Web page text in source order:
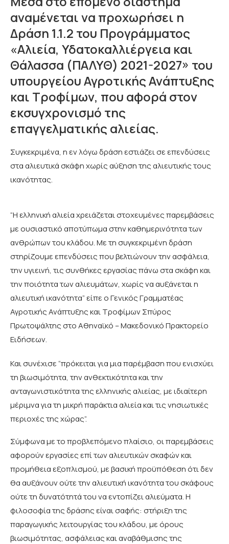
αναμένεται να προχωρήσει η
Δράση 1.1.2 του Προγράμματος
«Αλιεία, Υδατοκαλλιέργεια και
Θάλασσα (ΠΑΛΥΘ) 2021-2027» του
υπουργείου Αγροτικής Ανάπτυξης
και Τροφίμων, που αφορά στον
εκσυγχρονισμό της
επαγγελματικής αλιείας.
Συγκεκριμένα, η εν λόγω δράση εστιάζει σε επενδύσεις
στα αλιευτικά σκάφη χωρίς αύξηση της αλιευτικής τους
ικανότητας.
“Η ελληνική αλιεία χρειάζεται στοχευμένες παρεμβάσεις
με ουσιαστικό αποτύπωμα στην καθημερινότητα των
ανθρώπων του κλάδου. Με τη συγκεκριμένη δράση
στηρίζουμε επενδύσεις που βελτιώνουν την ασφάλεια,
την υγιεινή, τις συνθήκες εργασίας πάνω στα σκάφη και
την ποιότητα των αλιευμάτων, χωρίς να αυξάνεται η
αλιευτική ικανότητα” είπε ο Γενικός Γραμματέας
Αγροτικής Ανάπτυξης και Τροφίμων Σπύρος
Πρωτοψάλτης στο Αθηναϊκό – Μακεδονικό Πρακτορείο
Ειδήσεων.
Και συνέχισε “πρόκειται για μια παρέμβαση που ενισχύει
τη βιωσιμότητα, την ανθεκτικότητα και την
ανταγωνιστικότητα της ελληνικής αλιείας, με ιδιαίτερη
μέριμνα για τη μικρή παράκτια αλιεία και τις νησιωτικές
περιοχές της χώρας”.
Σύμφωνα με το προβλεπόμενο πλαίσιο, οι παρεμβάσεις
αφορούν εργασίες επί των αλιευτικών σκαφών και
προμήθεια εξοπλισμού, με βασική προϋπόθεση ότι δεν
θα αυξάνουν ούτε την αλιευτική ικανότητα του σκάφους
ούτε τη δυνατότητά του να εντοπίζει αλιεύματα. Η
φιλοσοφία της δράσης είναι σαφής: στήριξη της
παραγωγικής λειτουργίας του κλάδου, με όρους
βιωσιμότητας, ασφάλειας και αναβάθμισης της